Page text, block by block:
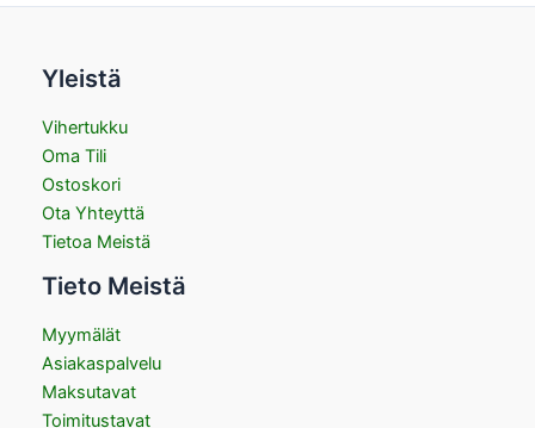
Yleistä
Vihertukku
Oma Tili
Ostoskori
Ota Yhteyttä
Tietoa Meistä
Tieto Meistä
Myymälät
Asiakaspalvelu
Maksutavat
Toimitustavat